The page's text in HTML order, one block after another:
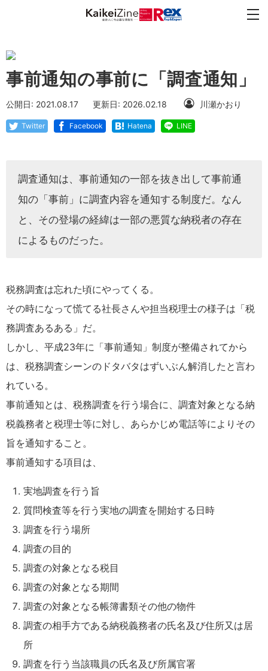
事前通知の事前に「調査通知」
公開日: 2021.08.17 更新日: 2026.02.18 川瀬かおり
Twitter Facebook Hatena LINE
調査通知は、事前通知の一部を抜き出して事前通
知の「事前」に調査内容を通知する制度だ。なん
と、その登場の経緯は一部の悪質な納税者の存在
によるものだった。
税務調査は忘れた頃にやってくる。
その時になって慌てる社長さんや担当税理士の様子は「税
務調査あるある」だ。
しかし、平成23年に「事前通知」制度が整備されてから
は、税務調査シーンのドタバタはずいぶん解消したと言わ
れている。
事前通知とは、税務調査を行う場合に、調査対象となる納
税義務者と税理士等に対し、あらかじめ電話等によりその
旨を通知すること。
事前通知する項目は、
実地調査を行う旨
質問検査等を行う実地の調査を開始する日時
調査を行う場所
調査の目的
調査の対象となる税目
調査の対象となる期間
調査の対象となる帳簿書類その他の物件
調査の相手方である納税義務者の氏名及び住所又は居
所
調査を行う当該職員の氏名及び所属官署